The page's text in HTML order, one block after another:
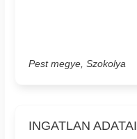
Pest megye, Szokolya
INGATLAN ADATAI